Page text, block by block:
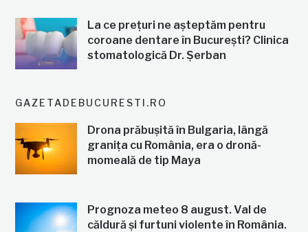
La ce prețuri ne așteptăm pentru
coroane dentare în București? Clinica
stomatologică Dr. Șerban
GAZETADEBUCURESTI.RO
Drona prăbușită în Bulgaria, lângă
granița cu România, era o dronă-
momeală de tip Maya
Prognoza meteo 8 august. Val de
căldură și furtuni violente în România.